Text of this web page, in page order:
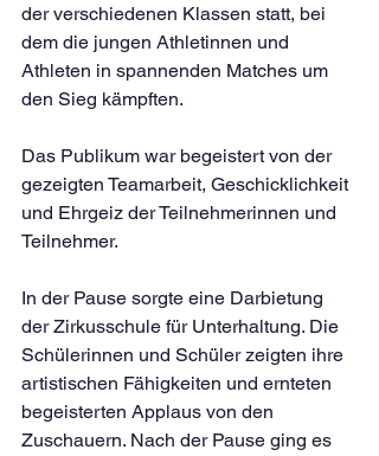
der verschiedenen Klassen statt, bei
dem die jungen Athletinnen und
Athleten in spannenden Matches um
den Sieg kämpften.
Das Publikum war begeistert von der
gezeigten Teamarbeit, Geschicklichkeit
und Ehrgeiz der Teilnehmerinnen und
Teilnehmer.
In der Pause sorgte eine Darbietung
der Zirkusschule für Unterhaltung. Die
Schülerinnen und Schüler zeigten ihre
artistischen Fähigkeiten und ernteten
begeisterten Applaus von den
Zuschauern. Nach der Pause ging es